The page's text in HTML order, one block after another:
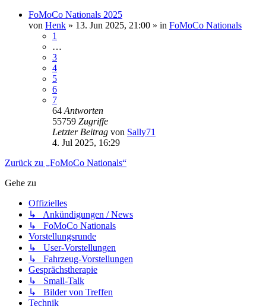
FoMoCo Nationals 2025
von Henk » 13. Jun 2025, 21:00 » in FoMoCo Nationals
1
…
3
4
5
6
7
64 Antworten
55759 Zugriffe
Letzter Beitrag von Sally71
4. Jul 2025, 16:29
Zurück zu „FoMoCo Nationals“
Gehe zu
Offizielles
↳ Ankündigungen / News
↳ FoMoCo Nationals
Vorstellungsrunde
↳ User-Vorstellungen
↳ Fahrzeug-Vorstellungen
Gesprächstherapie
↳ Small-Talk
↳ Bilder von Treffen
Technik